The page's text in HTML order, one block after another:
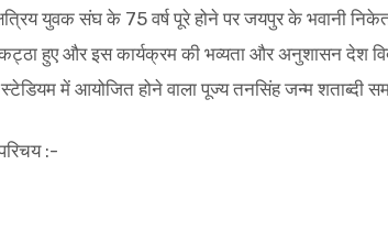
युवक संघ के 75 वर्ष पूरे होने पर जयपुर के भवानी
हुए और इस कार्यक्रम की भव्यता और अनुशासन देश
में आयोजित होने वाला पूज्य तनसिंह जन्म शताब्दी
:-